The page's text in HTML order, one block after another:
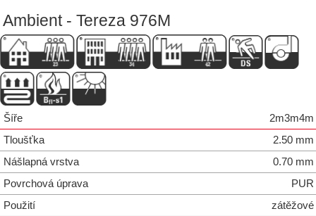
Ambient - Tereza 976M
Šíře
2m3m4m
Tloušťka
2.50 mm
Nášlapná vrstva
0.70 mm
Povrchová úprava
PUR
Použití
zátěžové